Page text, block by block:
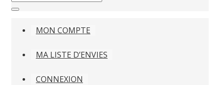
MON COMPTE
MA LISTE D’ENVIES
CONNEXION